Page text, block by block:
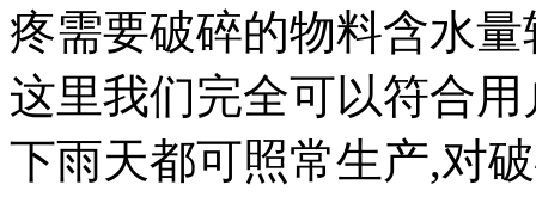
疼需要破碎的物料含水
这里我们完全可以符合
下雨天都可照常生产,对